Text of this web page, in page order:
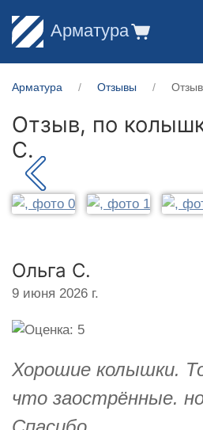
Арматура
Арматура Отзывы
Отзыв, по
С.
Ольга С.
9 июня 2026 г.
Хорошие колышки.
что заострённые.